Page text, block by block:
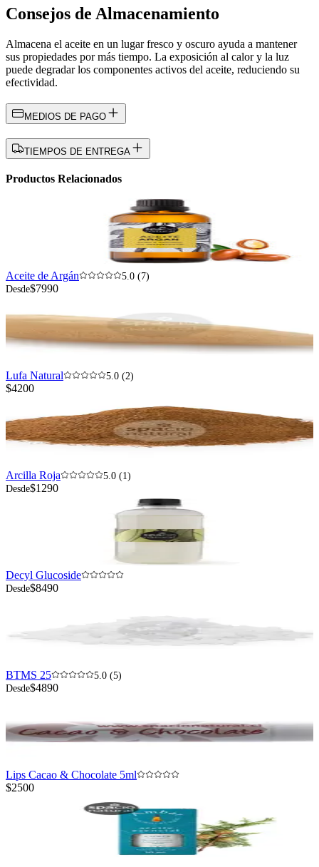
Consejos de Almacenamiento
Almacena el aceite en un lugar fresco y oscuro ayuda a mantener
sus propiedades por más tiempo. La exposición al calor y la luz
puede degradar los componentes activos del aceite, reduciendo su
efectividad.
MEDIOS DE PAGO
TIEMPOS DE ENTREGA
Productos Relacionados
Aceite de Argán
5.0 (7)
Desde$7990
Lufa Natural 5.0 (2)
$4200
Arcilla Roja
5.0 (1)
Desde$1290
Decyl Glucoside
Desde$8490
BTMS 25
5.0 (5)
Desde$4890
Lips Cacao & Chocolate 5ml
$2500